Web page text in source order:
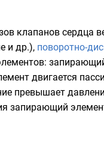
клапанов сердца
и др.), поворотно-
двигается
превышает
запирающий